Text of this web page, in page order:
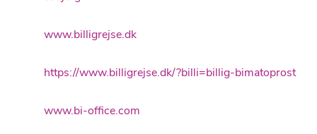
www.billigrejse.dk
https://www.billigrejse.dk/?billi=billig-bimatoprost
www.bi-office.com